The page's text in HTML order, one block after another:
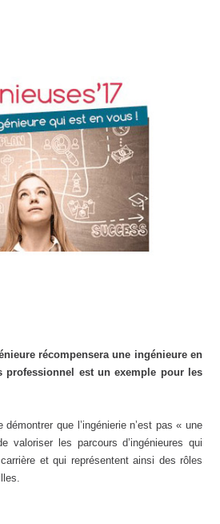
récompensera une ingénieure en
professionnel est un exemple pour les
démontrer que l’ingénierie n’est pas « une
valoriser les parcours d’ingénieures qui
et qui représentent ainsi des rôles